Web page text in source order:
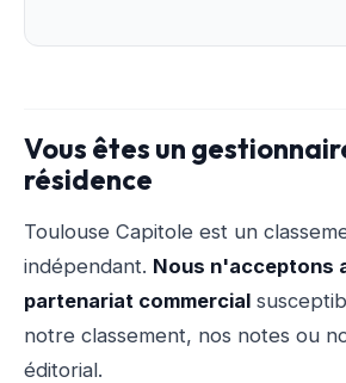
Vous êtes un
résidence
Toulouse Capitole est un
indépendant. Nous n'acceptons
partenariat commercial
notre classement, nos notes ou
éditorial.